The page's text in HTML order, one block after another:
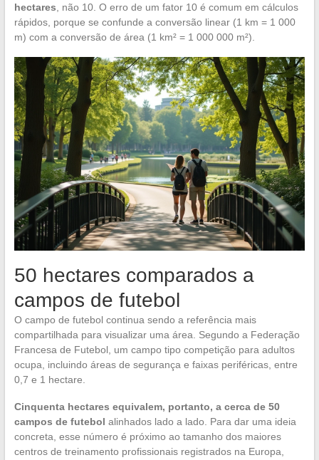
hectares , não 10. O erro de um fator 10 é comum em cálculos
rápidos, porque se confunde a conversão linear (1 km = 1 000
m) com a conversão de área (1 km² = 1 000 000 m²).
50 hectares comparados a
campos de futebol
O campo de futebol continua sendo a referência mais
compartilhada para visualizar uma área. Segundo a Federação
Francesa de Futebol, um campo tipo competição para adultos
ocupa, incluindo áreas de segurança e faixas periféricas, entre
0,7 e 1 hectare.
Cinquenta hectares equivalem, portanto, a cerca de 50
campos de futebol alinhados lado a lado. Para dar uma ideia
concreta, esse número é próximo ao tamanho dos maiores
centros de treinamento profissionais registrados na Europa,